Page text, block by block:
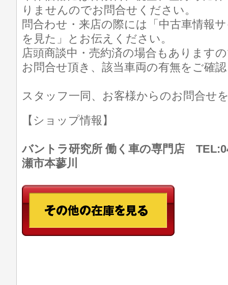
りませんのでお問合せください。
問合わせ・来店の際には「中古車情報
を見た」とお伝えください。
店頭商談中・売約済の場合もあります
お問合せ頂き、該当車両の有無をご確
スタッフ一同、お客様からのお問合せ
【ショップ情報】
バントラ研究所 働く車の専門店
瀬市本蓼川